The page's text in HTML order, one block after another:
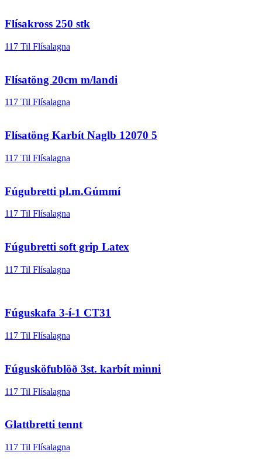
Flísakross 250 stk
117 Til Flísalagna
Flísatöng 20cm m/landi
117 Til Flísalagna
Flísatöng Karbít Naglb 12070 5
117 Til Flísalagna
Fúgubretti pl.m.Gúmmí
117 Til Flísalagna
Fúgubretti soft grip Latex
117 Til Flísalagna
Fúguskafa 3-í-1 CT31
117 Til Flísalagna
Fúgusköfublöð 3st. karbít minni
117 Til Flísalagna
Glattbretti tennt
117 Til Flísalagna